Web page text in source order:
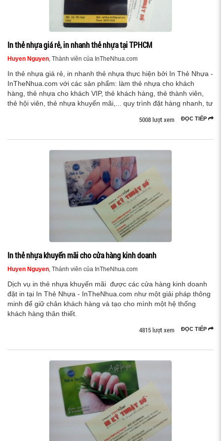
In thẻ nhựa giá rẻ, in nhanh thẻ nhựa tại TPHCM
Huyen Nguyen, Thành viên của InTheNhua.com
In thẻ nhựa giá rẻ, in nhanh thẻ nhựa thực hiện bởi In Thẻ Nhựa -
InTheNhua.com với các sản phẩm: làm thẻ nhựa cho khách
hàng, thẻ nhựa cho khách VIP, thẻ khách hàng, thẻ thành viên,
thẻ hội viên, thẻ nhựa khuyến mãi,... quy trình đặt hàng nhanh, tư
ĐỌC TIẾP
5008 lượt xem
In thẻ nhựa khuyến mãi cho cửa hàng kinh doanh
Huyen Nguyen, Thành viên của InTheNhua.com
Dịch vụ in thẻ nhựa khuyến mãi được các cửa hàng kinh doanh
đặt in tại In Thẻ Nhựa - InTheNhua.com như một giải pháp thông
minh để giữ chân khách hàng và tạo cho mình một hệ thống
khách hàng thân thiết.
ĐỌC TIẾP
4815 lượt xem